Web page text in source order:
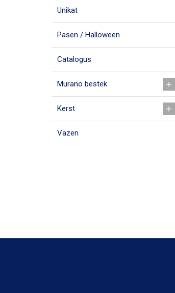
Unikat
Pasen / Halloween
Catalogus
Murano bestek
Kerst
Vazen